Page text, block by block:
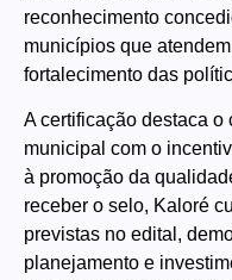
reconhecimento
municípios que
fortalecimento das
A certificação destaca
municipal com o
à promoção da
receber o selo, Kaloré
previstas no edital,
planejamento e